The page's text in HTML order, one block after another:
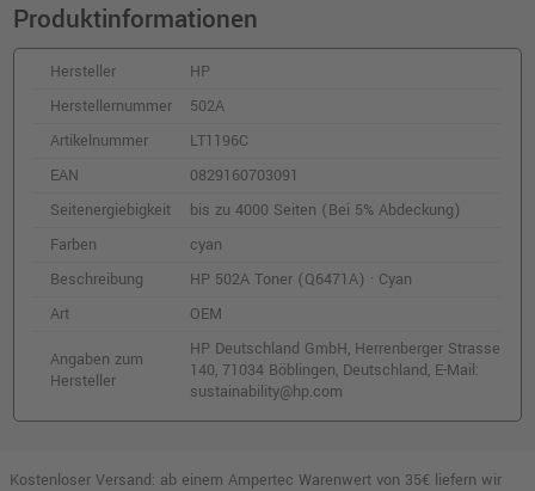
49,75 €
inkl. MwSt.zzgl. Versand
Produktinformationen
Hersteller
HP
Herstellernummer
502A
Artikelnummer
LT1196C
EAN
0829160703091
Seitenergiebigkeit
bis zu 4000 Seiten (Bei 5% Abdeckung)
Farben
cyan
Beschreibung
HP 502A Toner (Q6471A) · Cyan
Art
OEM
Angaben zum
Hersteller
HP Deutschland GmbH, Herrenberger Strasse
140, 71034 Böblingen, Deutschland, E-Mail:
sustainability@hp.com
Kostenloser Versand: ab einem Ampertec Warenwert von 35€ liefern wir